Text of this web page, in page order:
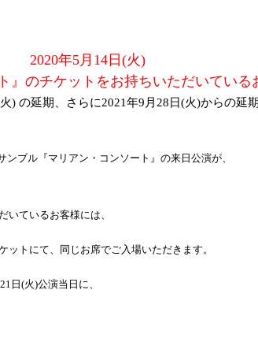
2020年5月14日(火)
』のチケットをお持ちいただいている
) の延期、さらに2021年9月28日(火)からの延期
ブル『マリアン・コンソート』の来日公演が、
いているお客様には、
ットにて、同じお席でご入場いただきます。
21 日 (火)公演当日に、